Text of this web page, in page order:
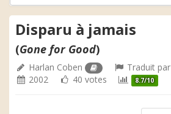
Disparu à jamais
(Gone for Good)
Harlan Coben Traduit par
2002
40 votes 8.7/10